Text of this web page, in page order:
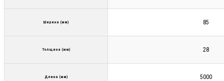
Ширина (мм) 85
Толщина (мм) 28
Длина (мм) 5000